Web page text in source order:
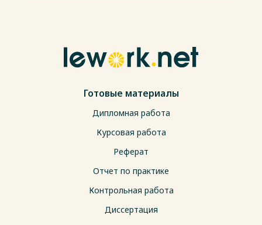
Готовые материалы
Дипломная работа
Курсовая работа
Реферат
Отчет по практике
Контрольная работа
Диссертация